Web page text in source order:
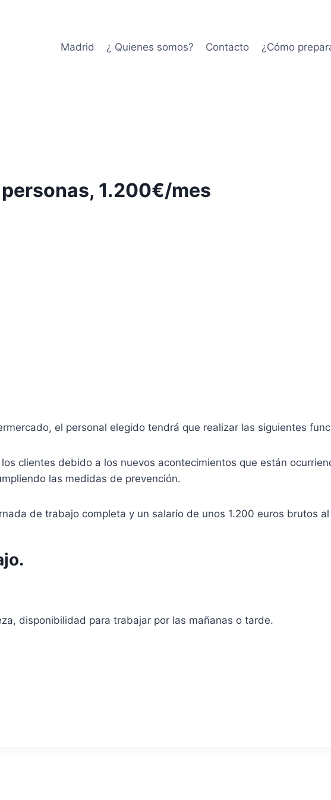
Madrid ¿ Quienes somos? Contacto ¿Cómo
1.200€/mes
el personal elegido tendrá que realizar las siguientes
clientes debido a los nuevos acontecimientos que están
las medidas de prevención.
de trabajo completa y un salario de unos 1.200 euros brutos al
disponibilidad para trabajar por las mañanas o tarde.